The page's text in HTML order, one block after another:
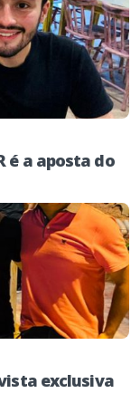
é a aposta do
exclusiva